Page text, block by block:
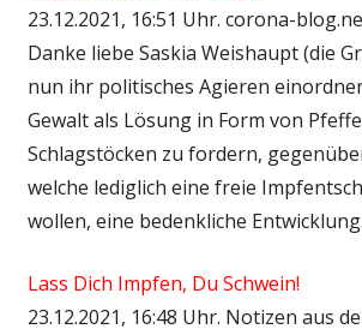
23.12.2021, 16:51 Uhr. corona-
Danke liebe Saskia Weishaupt (die
nun ihr politisches Agieren
Gewalt als Lösung in Form von
Schlagstöcken zu fordern,
welche lediglich eine freie
wollen, eine bedenkliche
Lass Dich Impfen, Du Schwein!
23.12.2021, 16:48 Uhr. Notizen aus